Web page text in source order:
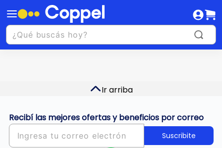
Ir arriba
Recibí las mejores ofertas y beneficios por correo
Suscribite